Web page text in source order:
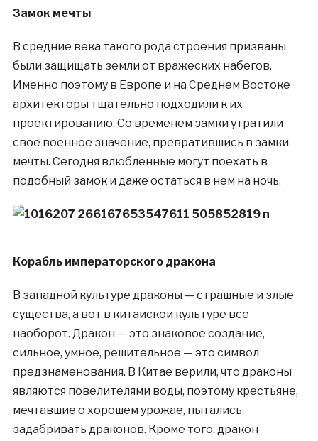
Замок мечты
В средние века такого рода строения призваны
были защищать земли от вражеских набегов.
Именно поэтому в Европе и на Среднем Востоке
архитекторы тщательно подходили к их
проектированию. Со временем замки утратили
свое военное значение, превратившись в замки
мечты. Сегодня влюбленные могут поехать в
подобный замок и даже остаться в нем на ночь.
Корабль императорского дракона
В западной культуре драконы — страшные и злые
существа, а вот в китайской культуре все
наоборот. Дракон — это знаковое создание,
сильное, умное, решительное — это символ
предзнаменования. В Китае верили, что драконы
являются повелителями воды, поэтому крестьяне,
мечтавшие о хорошем урожае, пытались
задабривать драконов. Кроме того, дракон